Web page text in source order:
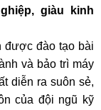
giàu kinh
được đào tạo bài
và bảo trì máy
diễn ra suôn sẻ,
của đội ngũ kỹ